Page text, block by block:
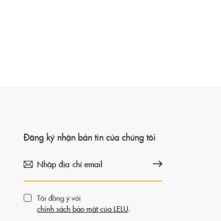
Đăng ký nhận bản tin của chúng tôi
Đăng ký
Tôi đồng ý với
chính sách bảo mật của LELU.